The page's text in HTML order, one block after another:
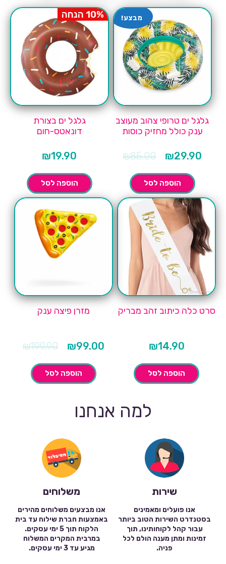
מבצע!
גלגל ים טרופי צהוב מעוצב
ענק כולל מחזיק כוסות
₪85.00
המחיר
המקורי
₪85.00.
₪29.90
הוספה לסל
10% הנחה
גלגל ים בצורת
דונאטס-חום
₪19.90
הוספה לסל
סרט כלה כיתוב זהב מבריק
₪14.90
הוספה לסל
מזרן פיצה ענק
₪199.90
המחיר
המקורי
₪199.90.
₪99.00
הוספה לסל
למה אנחנו
שירות
אנו פועלים ומאמינים
בסטנדרט השירות הטוב ביותר
עבור קהל לקוחותינו, תוך
זמינות ומתן מענה הולם לכל
פניה.
משלוחים
אנו מבצעים משלוחים מהירים
באמצעות חברת שילוח עד בית
הלקוח תוך 5 ימי עסקים.
במרבית המקרים המשלוח
מגיע עד 3 ימי עסקים.